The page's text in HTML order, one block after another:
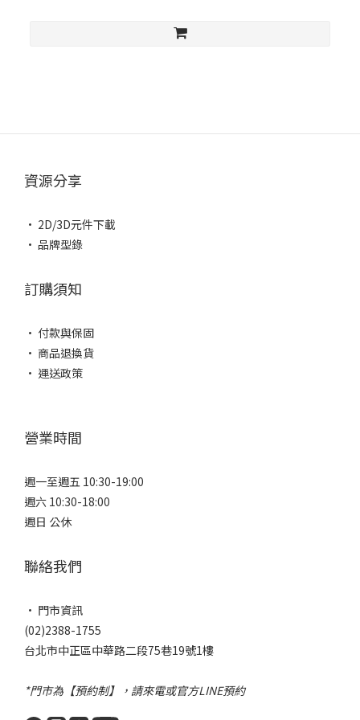
資源分享
• 2D/3D元件下載
• 品牌型錄
訂購須知
• 付款與保固
• 商品退換貨
• 運送政策
營業時間
週一至週五 10:30-19:00
週六 10:30-18:00
週日 公休
聯絡我們
• 門市資訊
(02)2388-1755
台北市中正區中華路二段75巷19號1樓
*門市為【預約制】，請來電或官方LINE預約